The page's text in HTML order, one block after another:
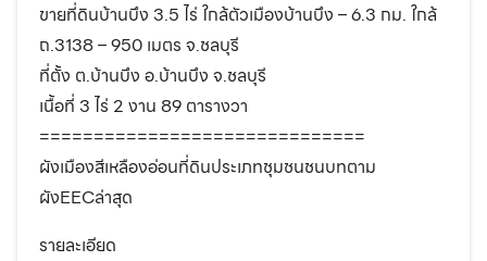
ขายที่ดินบ้านบึง 3.5 ไร่ ใกล้ตัวเมืองบ้านบึง – 6.3 กม. ใกล้
ถ.3138 – 950 เมตร จ.ชลบุรี
ที่ตั้ง ต.บ้านบึง อ.บ้านบึง จ.ชลบุรี
เนื้อที่ 3 ไร่ 2 งาน 89 ตารางวา
==============================
ผังเมืองสีเหลืองอ่อนที่ดินประเภทชุมชนชนบทตาม
ผังEECล่าสุด
รายละเอียด